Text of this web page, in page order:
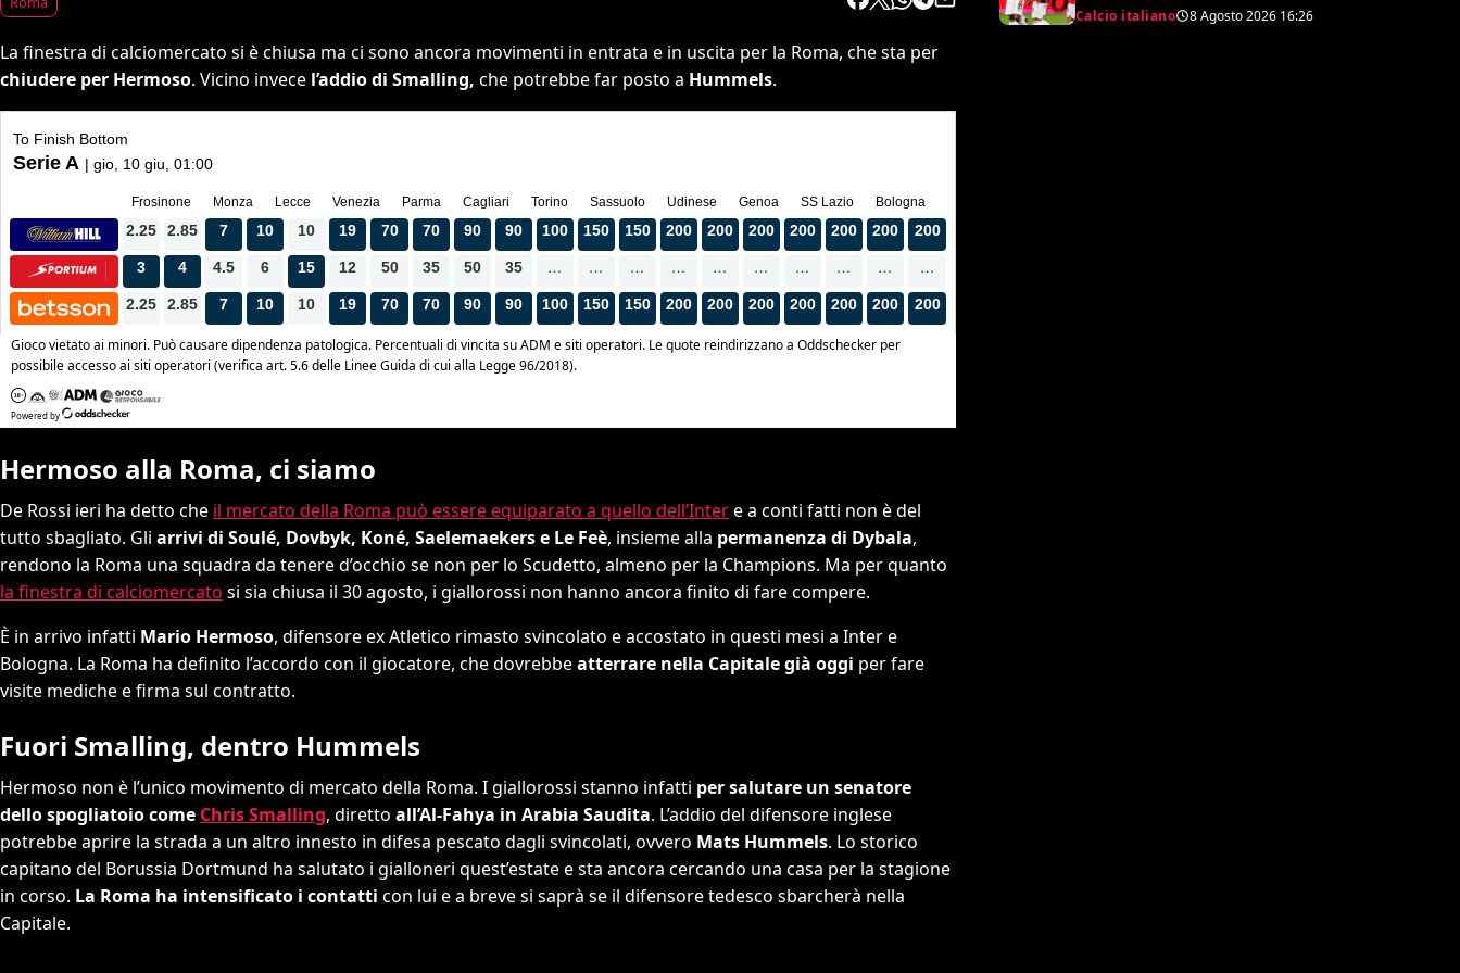
La finestra di calciomercato si è chiusa ma ci sono ancora movimenti in entrata e in uscita per la Roma, che sta per
chiudere per Hermoso. Vicino invece l’addio di Smalling, che potrebbe far posto a Hummels.
Hermoso alla Roma, ci siamo
De Rossi ieri ha detto che il mercato della Roma può essere equiparato a quello dell’Intere a conti fatti non è del
tutto sbagliato. Gli arrivi di Soulé, Dovbyk, Koné, Saelemaekers e Le Feè, insieme alla permanenza di Dybala,
rendono la Roma una squadra da tenere d’occhio se non per lo Scudetto, almeno per la Champions. Ma per quanto
la finestra di calciomercato si sia chiusa il 30 agosto, i giallorossi non hanno ancora finito di fare compere.
È in arrivo infatti Mario Hermoso, difensore ex Atletico rimasto svincolato e accostato in questi mesi a Inter e
Bologna. La Roma ha definito l’accordo con il giocatore, che dovrebbeatterrare nella Capitale già oggi per fare
visite mediche e firma sul contratto.
Fuori Smalling, dentro Hummels
Hermoso non è l’unico movimento di mercato della Roma. I giallorossi stanno infatti per salutare un senatore
dello spogliatoio come Chris Smalling, diretto all’Al-Fahya in Arabia Saudita. L’addio del difensore inglese
potrebbe aprire la strada a un altro innesto in difesa pescato dagli svincolati, ovvero Mats Hummels. Lo storico
capitano del Borussia Dortmund ha salutato i gialloneri quest’estate e sta ancora cercando una casa per la stagione
in corso. La Roma ha intensificato i contatti con lui e a breve si saprà se il difensore tedesco sbarcherà nella
Capitale.
Calcio italiano 8 Agosto 2026 16:26